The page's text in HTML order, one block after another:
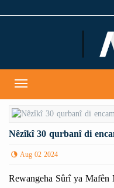
Toggle
navigation
Nêzîkî 30 qurbanî di
Aug 02 2024
Rewangeha Sûrî ya